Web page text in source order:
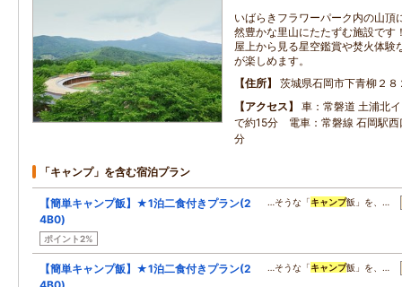
いばらきフラワーパーク内の山頂
然豊かな里山にたたずむ施設です
屋上から見る星空鑑賞や焚火体験
が楽しめます。
住所
茨城県石岡市下青柳２８
アクセス
車：常磐道 土浦北
で約15分 電車：常磐線 石岡駅
分
「キャンプ」を含む宿泊プラン
【簡単キャンプ飯】★1泊二食付きプラン(2
4B0)
ポイント2%
…そうな「キャンプ飯」を、…
【簡単キャンプ飯】★1泊二食付きプラン(2
…そうな「キャンプ飯」を、…